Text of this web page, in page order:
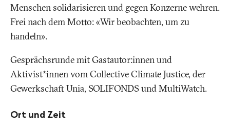
Menschen solidarisieren und gegen Konzerne wehren.
Frei nach dem Motto: «Wir beobachten, um zu
handeln».
Gesprächsrunde mit Gastautor:innen und
Aktivist*innen vom Collective Climate Justice, der
Gewerkschaft Unia, SOLIFONDS und MultiWatch.
Ort und Zeit